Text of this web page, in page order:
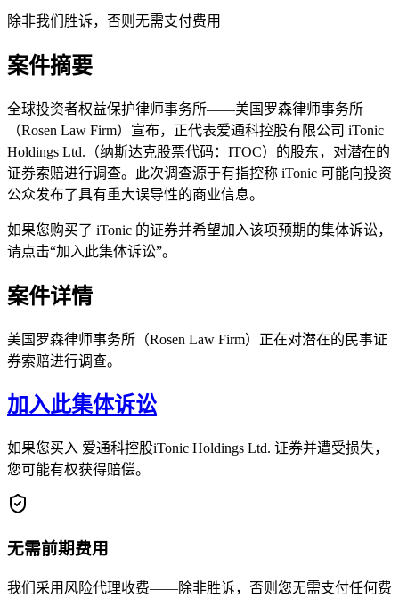
除非我们胜诉，否则无需支付费用
案件摘要
全球投资者权益保护律师事务所——美国罗森律师事务所
（Rosen Law Firm）宣布，正代表爱通科控股有限公司 iTonic
Holdings Ltd.（纳斯达克股票代码：ITOC）的股东，对潜在的
证券索赔进行调查。此次调查源于有指控称 iTonic 可能向投资
公众发布了具有重大误导性的商业信息。
如果您购买了 iTonic 的证券并希望加入该项预期的集体诉讼，
请点击“加入此集体诉讼”。
案件详情
美国罗森律师事务所（Rosen Law Firm）正在对潜在的民事证
券索赔进行调查。
加入此集体诉讼
如果您买入 爱通科控股iTonic Holdings Ltd. 证券并遭受损失，
您可能有权获得赔偿。
无需前期费用
我们采用风险代理收费——除非胜诉，否则您无需支付任何费